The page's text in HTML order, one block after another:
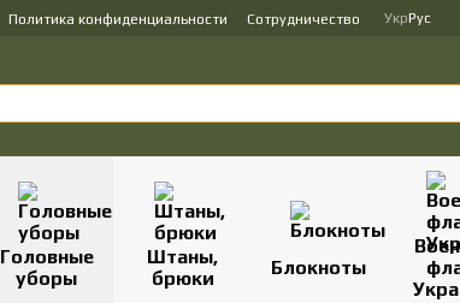
Политика конфиденциальности Сотрудничество УкрРус
Головные
уборы
Штаны,
брюки
Блокноты